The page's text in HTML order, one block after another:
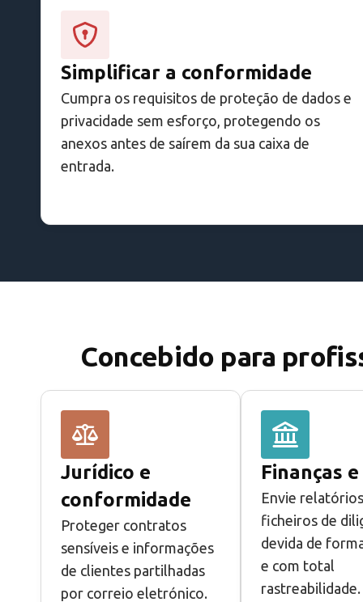
Simplificar a conformidade
Cumpra os requisitos de proteção de dados e
privacidade sem esforço, protegendo os
anexos antes de saírem da sua caixa de
entrada.
Concebido para
Jurídico e
conformidade
Proteger contratos
sensíveis e informações
de clientes partilhadas
por correio eletrónico.
Finanças
Envie
ficheiros de
devida de
e com total
rastreabilidade.